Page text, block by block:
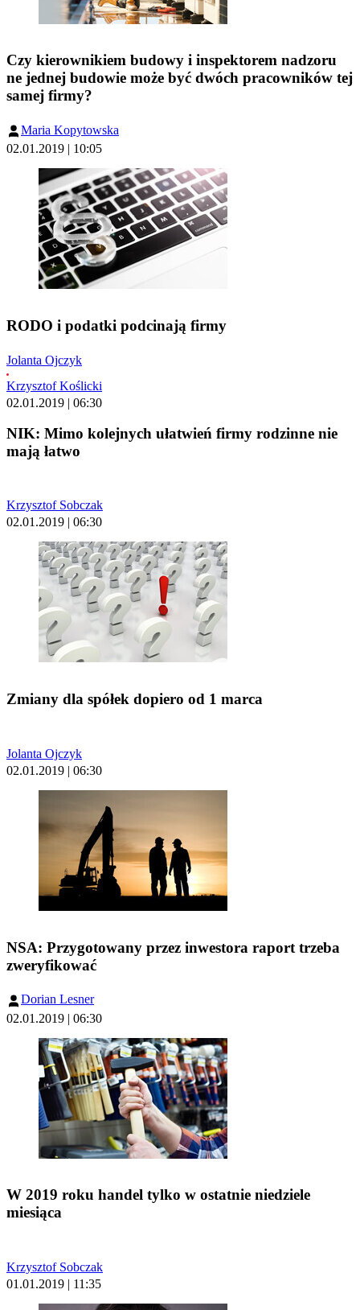
Czy kierownikiem budowy i inspektorem nadzoru
ne jednej budowie może być dwóch pracowników tej
samej firmy?
Maria Kopytowska
02.01.2019 | 10:05
RODO i podatki podcinają firmy
Jolanta Ojczyk
Krzysztof Koślicki
02.01.2019 | 06:30
NIK: Mimo kolejnych ułatwień firmy rodzinne nie
mają łatwo
Krzysztof Sobczak
02.01.2019 | 06:30
Zmiany dla spółek dopiero od 1 marca
Jolanta Ojczyk
02.01.2019 | 06:30
NSA: Przygotowany przez inwestora raport trzeba
zweryfikować
Dorian Lesner
02.01.2019 | 06:30
W 2019 roku handel tylko w ostatnie niedziele
miesiąca
Krzysztof Sobczak
01.01.2019 | 11:35